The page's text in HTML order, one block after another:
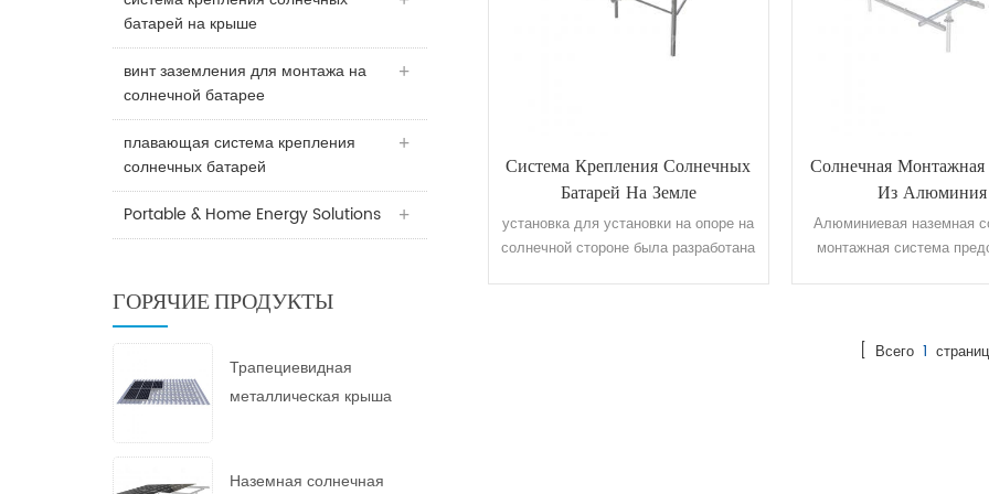
батарей на крыше
винт заземления для монтажа на
солнечной батарее
плавающая система крепления
солнечных батарей
Portable & Home Energy Solutions
ГОРЯЧИЕ ПРОДУКТЫ
Трапециевидная
металлическая крыша
Наземная солнечная
Система Крепления Солнечных
Батарей На Земле
установка для установки на опоре на
солнечной стороне была разработана
Солнечная
Из Алюминия
Алюминиевая наземная
монтажная система
фундамент AL6005-T5
[ Всего 1